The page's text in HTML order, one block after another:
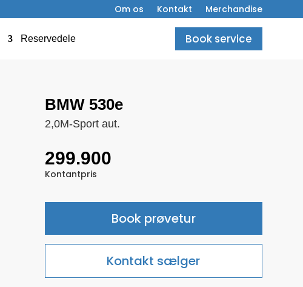
Om os Kontakt Merchandise
Reservedele Book service
BMW 530e
2,0M-Sport aut.
299.900
Kontantpris
Book prøvetur
Kontakt sælger